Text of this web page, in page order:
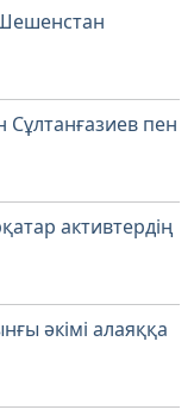
Сұлтанғазиев пен
активтердің
әкімі алаяққа